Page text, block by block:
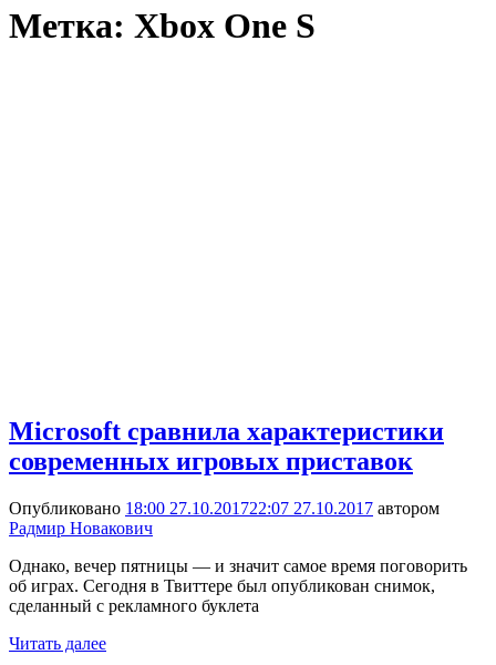
Метка: Xbox One S
Microsoft сравнила характеристики
современных игровых приставок
Опубликовано 18:00 27.10.201722:07 27.10.2017 автором
Радмир Новакович
Однако, вечер пятницы — и значит самое время поговорить
об играх. Сегодня в Твиттере был опубликован снимок,
сделанный с рекламного буклета
Читать далее